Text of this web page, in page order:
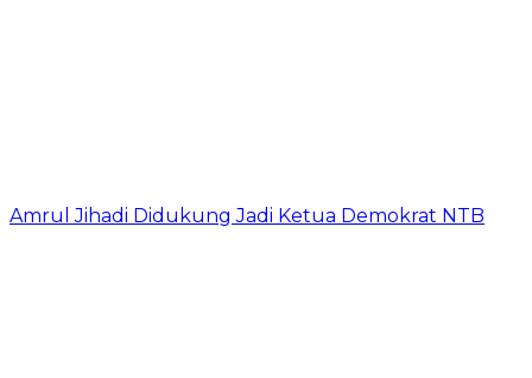
Amrul Jihadi Didukung Jadi Ketua Demokrat NTB